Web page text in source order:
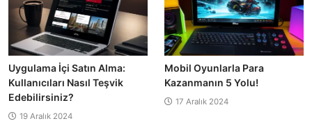
Uygulama İçi Satın Alma:
Kullanıcıları Nasıl Teşvik
Edebilirsiniz?
19 Aralık 2024
Mobil Oyunlarla Para
Kazanmanın 5 Yolu!
17 Aralık 2024